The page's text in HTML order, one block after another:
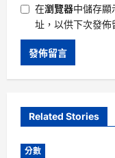
在瀏覽器中儲存顯
址，以供下次發佈
Related Stories
分數